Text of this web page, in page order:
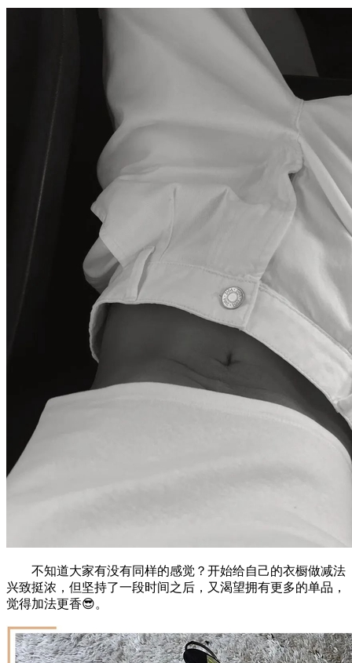
不知道大家有没有同样的感觉？开始给自己的衣橱做减法
兴致挺浓，但坚持了一段时间之后，又渴望拥有更多的单品，
觉得加法更香😎。